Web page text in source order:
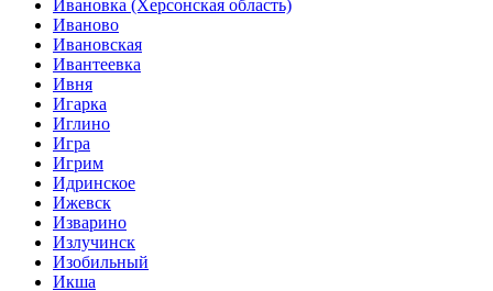
Ивановка (Херсонская область)
Иваново
Ивановская
Ивантеевка
Ивня
Игарка
Иглино
Игра
Игрим
Идринское
Ижевск
Изварино
Излучинск
Изобильный
Икша